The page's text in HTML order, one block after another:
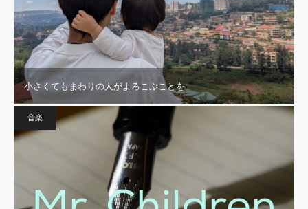
小さくてもまわりの人がよろこぶことを
音楽